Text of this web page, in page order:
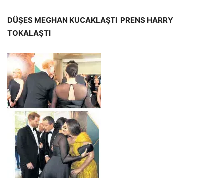
DÜŞES MEGHAN KUCAKLAŞTI PRENS HARRY
TOKALAŞTI